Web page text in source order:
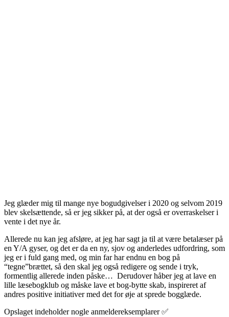
Jeg glæder mig til mange nye bogudgivelser i 2020 og selvom 2019
blev skelsættende, så er jeg sikker på, at der også er overraskelser i
vente i det nye år.
Allerede nu kan jeg afsløre, at jeg har sagt ja til at være betalæser på
en Y/A gyser, og det er da en ny, sjov og anderledes udfordring, som
jeg er i fuld gang med, og min far har endnu en bog på
“tegne”brættet, så den skal jeg også redigere og sende i tryk,
formentlig allerede inden påske… Derudover håber jeg at lave en
lille læsebogklub og måske lave et bog-bytte skab, inspireret af
andres positive initiativer med det for øje at sprede bogglæde.
Opslaget indeholder nogle anmeldereksemplarer ✅